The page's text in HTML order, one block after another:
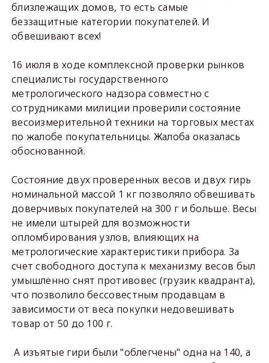
близлежащих домов, то есть самые
беззащитные категории покупателей. И
обвешивают всех!
16 июля в ходе комплексной проверки рынков
специалисты государственного
метрологического надзора совместно с
сотрудниками милиции проверили состояние
весоизмерительной техники на торговых местах
по жалобе покупательницы. Жалоба оказалась
обоснованной.
Состояние двух проверенных весов и двух гирь
номинальной массой 1 кгпозволяло обвешивать
доверчивых покупателей на 300 г и больше. Весы
не имели штырей для возможности
опломбирования узлов, влияющих на
метрологические характеристики прибора. За
счет свободного доступа к механизму весов был
умышленно снят противовес (грузик квадранта),
что позволило бессовестным продавцам в
зависимости от веса покупки недовешивать
товар от 50 до 100 г.
А изъятые гири были "облегчены" одна на 140, а